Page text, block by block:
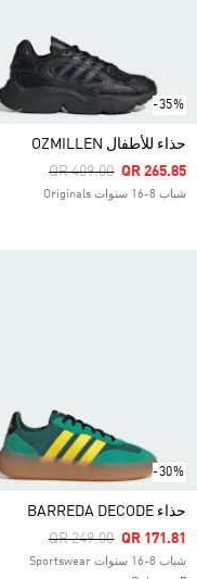
-35%
حذاء للأطفال OZMILLEN
Price Reduced From
QR 409.00ToQR 265.85
شباب 8-16 سنوات Originals
-30%
حذاء BARREDA DECODE
Price Reduced From
QR 249.00ToQR 171.81
شباب 8-16 سنوات Sportswear